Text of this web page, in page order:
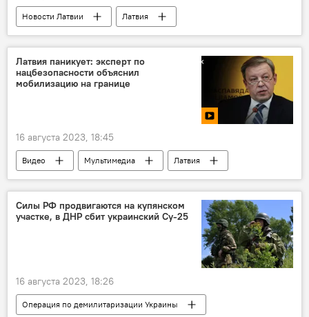
Новости Латвии
Латвия
Латвийская железная дорога (LDz)
Китай
Латвия паникует: эксперт по
нацбезопасности объяснил
мобилизацию на границе
16 августа 2023, 18:45
Видео Мультимедиа
Латвия
Беларусь
Литва
Польша
граница
Государственная пограничная охрана
Силы РФ продвигаются на купянском
участке, в ДНР сбит украинский Су-25
16 августа 2023, 18:26
Операция по демилитаризации Украины